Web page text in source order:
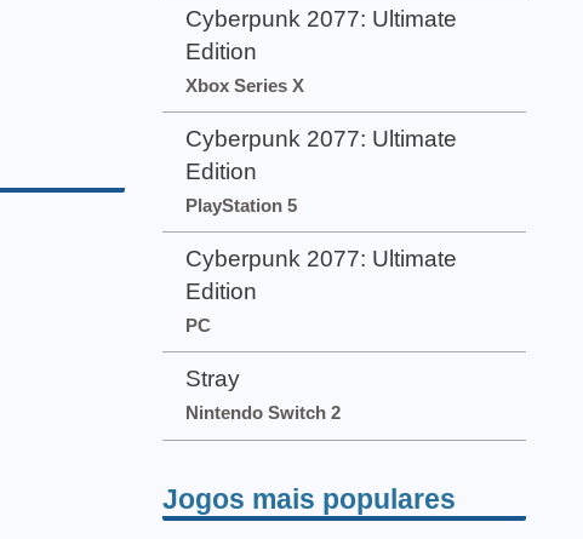
Cyberpunk 2077: Ultimate
Edition
Xbox Series X
Cyberpunk 2077: Ultimate
Edition
PlayStation 5
Cyberpunk 2077: Ultimate
Edition
PC
Stray
Nintendo Switch 2
Jogos mais populares